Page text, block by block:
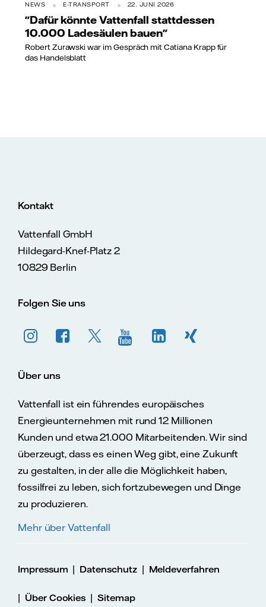
NEWS E-TRANSPORT 22. JUNI 2026
"Dafür könnte Vattenfall stattdessen
10.000 Ladesäulen bauen"
Robert Zurawski war im Gespräch mit Catiana Krapp für
das Handelsblatt
Kontakt
Vattenfall GmbH
Hildegard-Knef-Platz 2
10829 Berlin
Folgen Sie uns
Über uns
Vattenfall ist ein führendes europäisches
Energieunternehmen mit rund 12 Millionen
Kunden und etwa 21.000 Mitarbeitenden. Wir sind
überzeugt, dass es einen Weg gibt, eine Zukunft
zu gestalten, in der alle die Möglichkeit haben,
fossilfrei zu leben, sich fortzubewegen und Dinge
zu produzieren.
Mehr über Vattenfall
Impressum | Datenschutz| Meldeverfahren
| Über Cookies |Sitemap